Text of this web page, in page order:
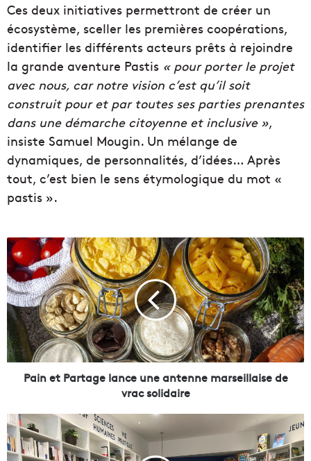
Ces deux initiatives permettront de créer un
écosystème, sceller les premières coopérations,
identifier les différents acteurs prêts à rejoindre
la grande aventure Pastis « pour porter le projet
avec nous, car notre vision c’est qu’il soit
construit pour et par toutes ses parties prenantes
dans une démarche citoyenne et inclusive »,
insiste Samuel Mougin. Un mélange de
dynamiques, de personnalités, d’idées… Après
tout, c’est bien le sens étymologique du mot «
pastis ».
P
a
i
n
e
t
P
a
r
e
l
a
Pain et Partage lance une antenne marseillaise de
vrac solidaire
À
V
a